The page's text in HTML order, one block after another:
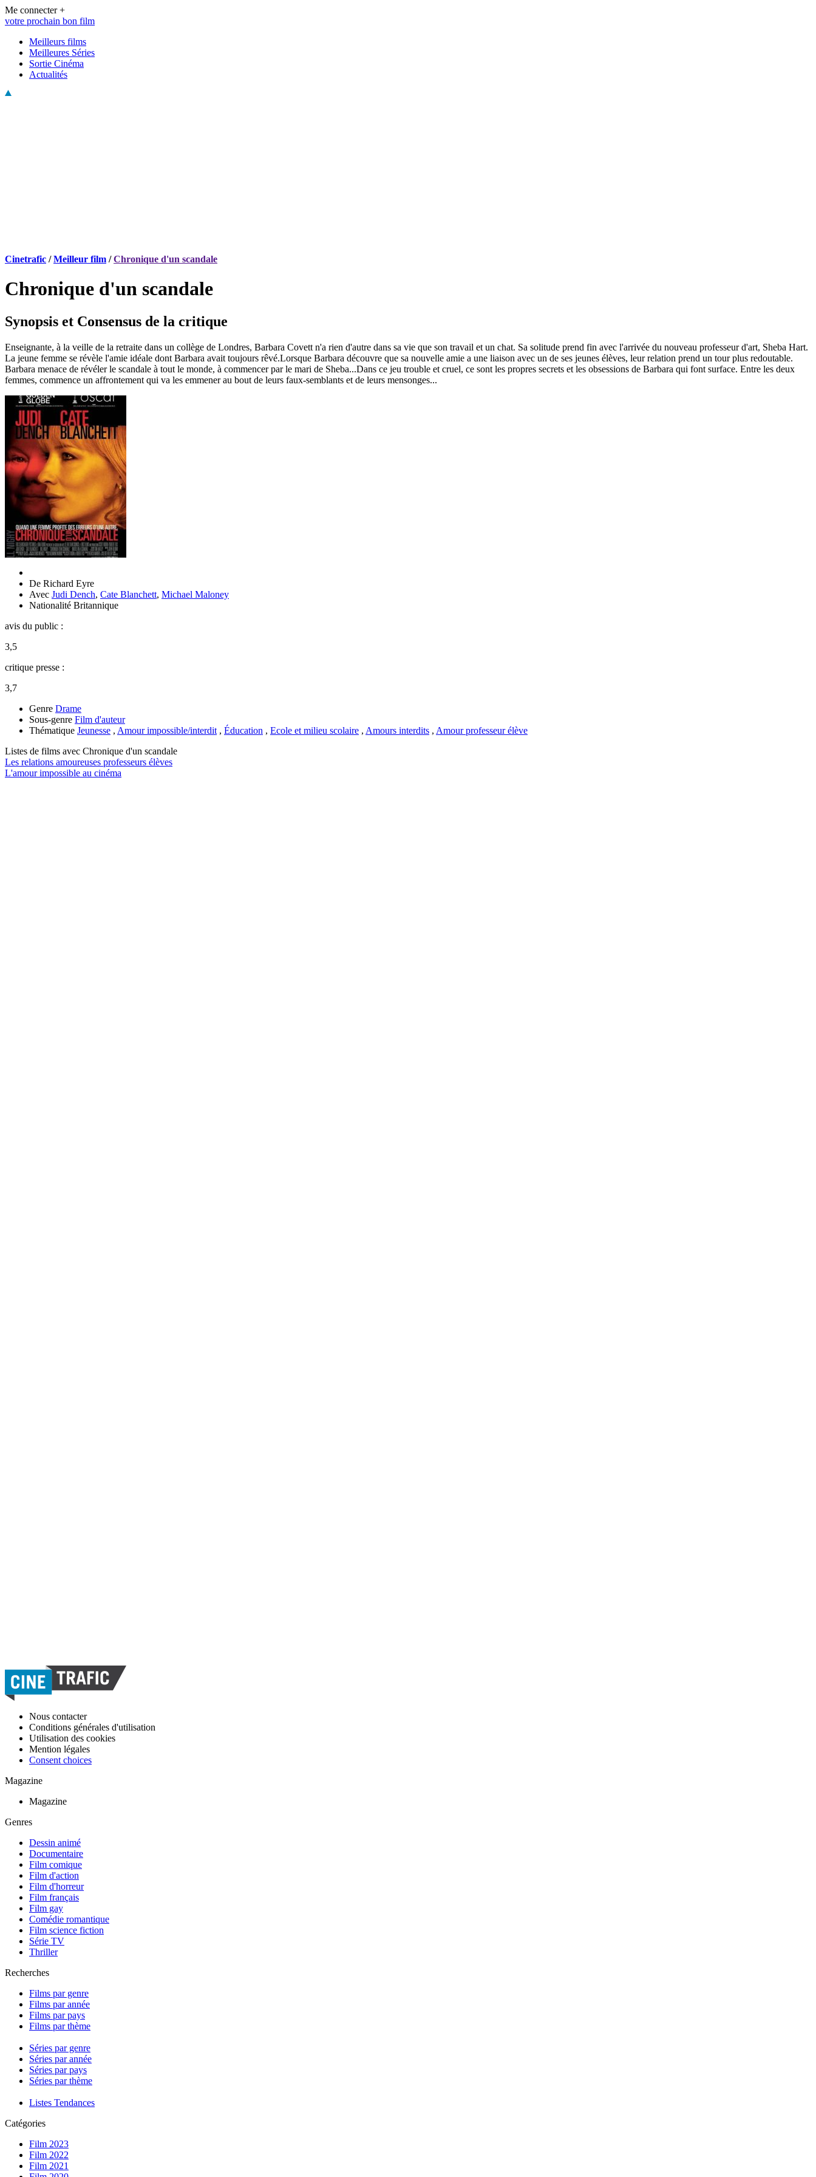
Me connecter +
votre prochain bon film
Meilleurs films
Meilleures Séries
Sortie Cinéma
Actualités
Cinetrafic /Meilleur film /Chronique d'un scandale
Chronique d'un scandale
Synopsis et Consensus de la critique
Enseignante, à la veille de la retraite dans un collège de Londres, Barbara Covett n'a rien d'autre dans sa vie que son travail et un chat. Sa solitude prend fin avec l'arrivée du nouveau professeur d'art, Sheba Hart.
La jeune femme se révèle l'amie idéale dont Barbara avait toujours rêvé.Lorsque Barbara découvre que sa nouvelle amie a une liaison avec un de ses jeunes élèves, leur relation prend un tour plus redoutable.
Barbara menace de révéler le scandale à tout le monde, à commencer par le mari de Sheba...Dans ce jeu trouble et cruel, ce sont les propres secrets et les obsessions de Barbara qui font surface. Entre les deux
femmes, commence un affrontement qui va les emmener au bout de leurs faux-semblants et de leurs mensonges...
De Richard Eyre
Avec Judi Dench, Cate Blanchett, Michael Maloney
Nationalité Britannique
avis du public :
3,5
critique presse :
3,7
Genre Drame
Sous-genre Film d'auteur
Thématique Jeunesse , Amour impossible/interdit , Éducation , Ecole et milieu scolaire , Amours interdits , Amour professeur élève
Listes de films avec Chronique d'un scandale
Les relations amoureuses professeurs élèves
L'amour impossible au cinéma
Nous contacter
Conditions générales d'utilisation
Utilisation des cookies
Mention légales
Consent choices
Magazine
Magazine
Genres
Dessin animé
Documentaire
Film comique
Film d'action
Film d'horreur
Film français
Film gay
Comédie romantique
Film science fiction
Série TV
Thriller
Recherches
Films par genre
Films par année
Films par pays
Films par thème
Séries par genre
Séries par année
Séries par pays
Séries par thème
Listes Tendances
Catégories
Film 2023
Film 2022
Film 2021